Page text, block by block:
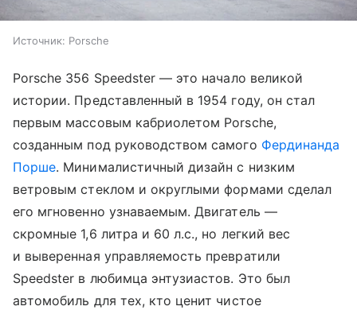
Источник: Porsche
Porsche 356 Speedster — это начало великой
истории. Представленный в 1954 году, он стал
первым массовым кабриолетом Porsche,
созданным под руководством самого Фердинанда
Порше. Минималистичный дизайн с низким
ветровым стеклом и округлыми формами сделал
его мгновенно узнаваемым. Двигатель —
скромные 1,6 литра и 60 л.с., но легкий вес
и выверенная управляемость превратили
Speedster в любимца энтузиастов. Это был
автомобиль для тех, кто ценит чистое